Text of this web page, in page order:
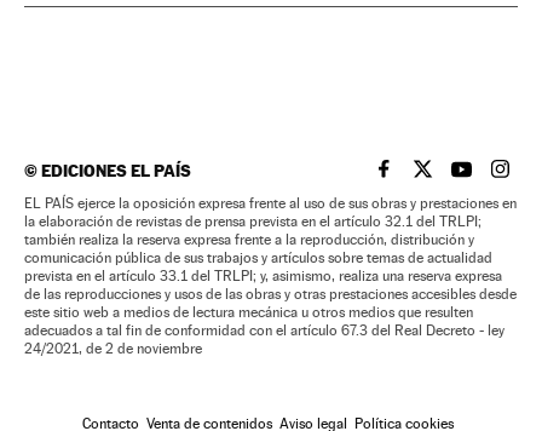
©EDICIONES EL PAÍS EL PAÍS BRASIL EN
EL PAÍSEL PAÍS
EL
EL PAÍS ejerce la oposición expresa frente al uso de sus obras y prestaciones en
la elaboración de revistas de prensa prevista en el artículo 32.1 del TRLPI;
también realiza la reserva expresa frente a la reproducción, distribución y
comunicación pública de sus trabajos y artículos sobre temas de actualidad
prevista en el artículo 33.1 del TRLPI; y, asimismo, realiza una reserva expresa
de las reproducciones y usos de las obras y otras prestaciones accesibles desde
este sitio web a medios de lectura mecánica u otros medios que resulten
adecuados a tal fin de conformidad con el artículo 67.3 del Real Decreto - ley
24/2021, de 2 de noviembre
Contacto Venta de contenidos Aviso legal Política cookies